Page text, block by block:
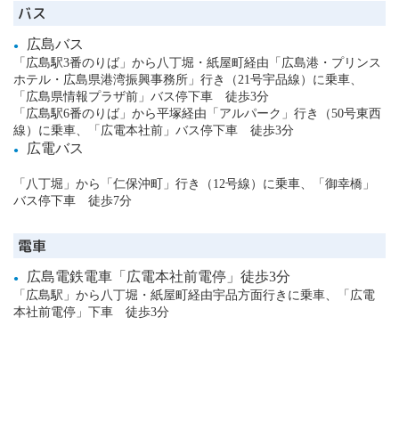
バス
広島バス
「広島駅3番のりば」から八丁堀・紙屋町経由「広島港・プリンス
ホテル・広島県港湾振興事務所」行き（21号宇品線）に乗車、
「広島県情報プラザ前」バス停下車 徒歩3分
「広島駅6番のりば」から平塚経由「アルパーク」行き（50号東西
線）に乗車、「広電本社前」バス停下車 徒歩3分
広電バス
「八丁堀」から「仁保沖町」行き（12号線）に乗車、「御幸橋」
バス停下車 徒歩7分
電車
広島電鉄電車「広電本社前電停」徒歩3分
「広島駅」から八丁堀・紙屋町経由宇品方面行きに乗車、「広電
本社前電停」下車 徒歩3分